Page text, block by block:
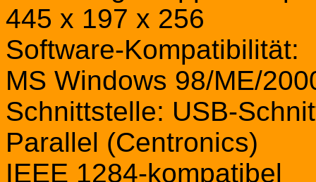
445 x 197 x 256
Software-Kompatibilität:
MS Windows 98/ME/
Schnittstelle: USB-
Parallel (Centronics)
IEEE 1284-kompatibel